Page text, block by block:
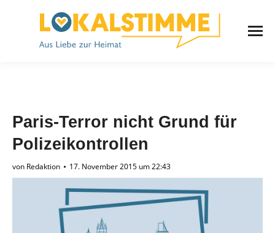
Paris-Terror nicht Grund für
Polizeikontrollen
von Redaktion 17. November 2015 um 22:43